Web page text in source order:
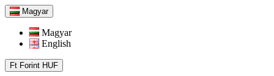
Magyar
Magyar
English
Ft Forint HUF